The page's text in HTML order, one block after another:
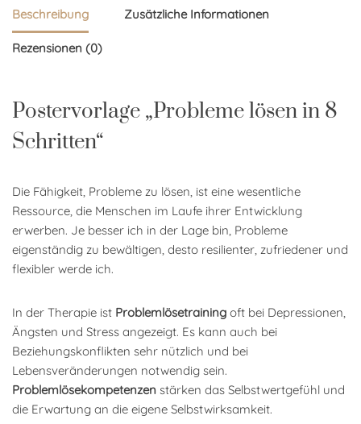
Beschreibung Zusätzliche Informationen
Rezensionen (0)
Postervorlage „Probleme lösen in 8
Schritten“
Die Fähigkeit, Probleme zu lösen, ist eine wesentliche
Ressource, die Menschen im Laufe ihrer Entwicklung
erwerben. Je besser ich in der Lage bin, Probleme
eigenständig zu bewältigen, desto resilienter, zufriedener und
flexibler werde ich.
In der Therapie ist Problemlösetraining oft bei Depressionen,
Ängsten und Stress angezeigt. Es kann auch bei
Beziehungskonflikten sehr nützlich und bei
Lebensveränderungen notwendig sein.
Problemlösekompetenzen stärken das Selbstwertgefühl und
die Erwartung an die eigene Selbstwirksamkeit.